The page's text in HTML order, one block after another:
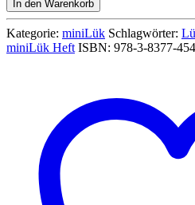
lerne
zählen
Menge
In den Warenkorb
Kategorie: miniLük Schlagwörter:
miniLük Heft ISBN: 978-3-8377-